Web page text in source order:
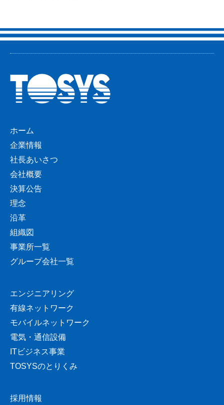
ホーム
企業情報
社長あいさつ
会社概要
決算公告
理念
沿革
組織図
事業所一覧
グループ会社一覧
エンジニアリング
有線ネットワーク
モバイルネットワーク
電気・通信設備
ITビジネス事業
TOSYSのとりくみ
採用情報